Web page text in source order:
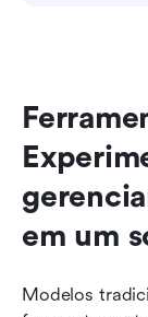
em um
Modelos